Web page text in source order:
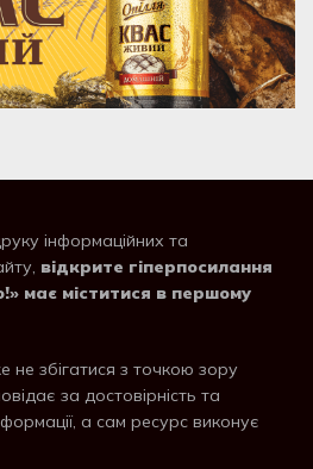
інформаційних та
відкрите гіперпосилання
має міститися в першому
не збігатися з точкою зору
за достовірність та
а сам ресурс виконує